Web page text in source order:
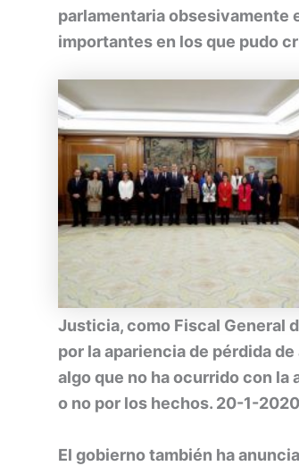
parlamentaria obsesivamente
importantes en los que pudo
Justicia, como Fiscal General
por la apariencia de pérdida
algo que no ha ocurrido con
o no por los hechos. 20-1-
El gobierno también ha